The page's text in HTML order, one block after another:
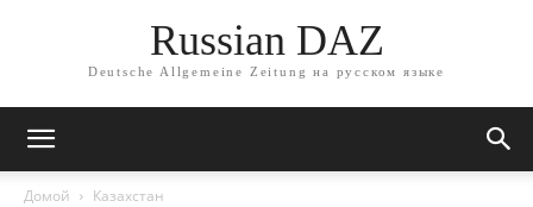
Russian DAZ
Deutsche Allgemeine Zeitung на русском языке
Домой Казахстан